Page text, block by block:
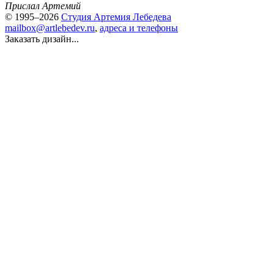
Прислал Артемий
© 1995–2026 Студия Артемия Лебедева
mailbox@artlebedev.ru, адреса и телефоны
Заказать дизайн...